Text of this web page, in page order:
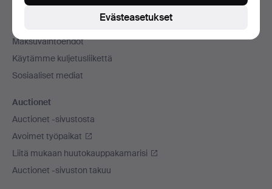
Ota yhteyttä tekniseen tukeen
Kaikki huutokauppakamarit
Maksuvaihtoehdot
Käytämme kuljetusliikettä
Sosiaaliset mediat
Auctionet
Auctionet -sivustosta
Avoimet työpaikat
Liitä mukaan huutokauppakamarisi
Auctionet -sivuston takuu
Evästeasetukset